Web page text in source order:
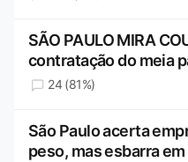
SÃO PAULO MIRA
contratação do meia
24 (81%)
São Paulo acerta
peso, mas esbarra